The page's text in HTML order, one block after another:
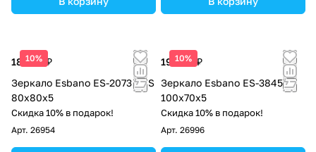
10%
18 360 ₽
Зеркало Esbano ES-2073 TDS
80x80x5
Скидка 10% в подарок!
Арт. 26954
10%
19 040 ₽
Зеркало Esbano ES-3845KD
100х70х5
Скидка 10% в подарок!
Арт. 26996